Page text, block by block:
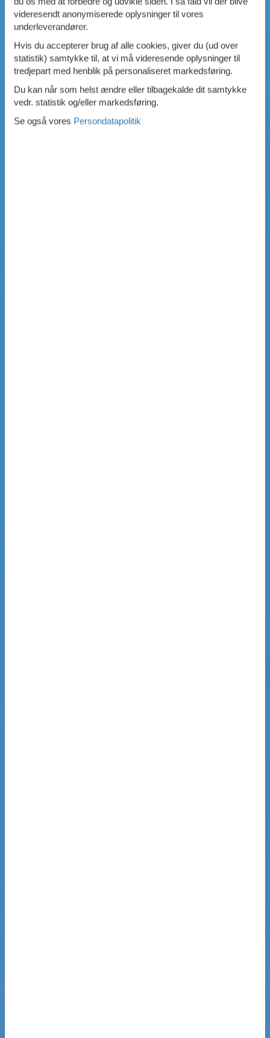
videresendt anonymiserede oplysninger til vores
underleverandører.
Hvis du accepterer brug af alle cookies, giver du (ud over
statistik) samtykke til, at vi må videresende oplysninger til
tredjepart med henblik på personaliseret markedsføring.
Du kan når som helst ændre eller tilbagekalde dit samtykke
vedr. statistik og/eller markedsføring.
Se også vores Persondatapolitik